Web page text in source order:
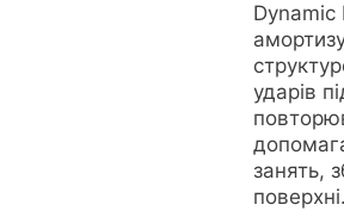
Dynamic
ударів
занять,
поверхні.